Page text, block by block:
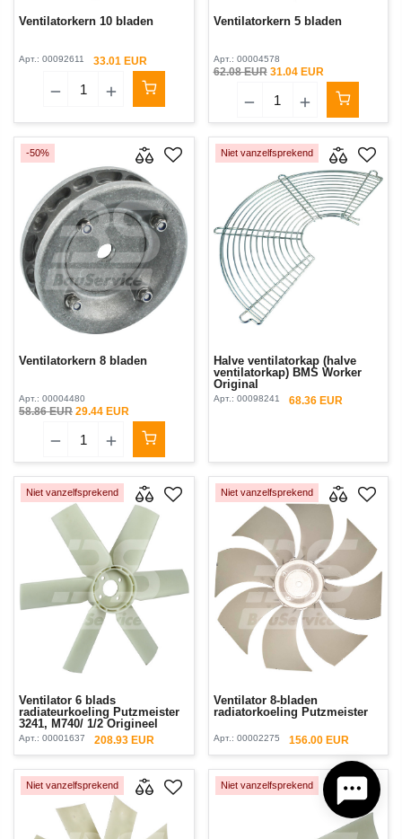
Ventilatorkern 10 bladen
Арт.: 00092611 33.01 EUR
Ventilatorkern 5 bladen
Арт.: 00004578
62.08 EUR31.04 EUR
-50%
Ventilatorkern 8 bladen
Арт.: 00004480
58.86 EUR 29.44 EUR
Niet vanzelfsprekend
Halve ventilatorkap (halve
ventilatorkap) BMS Worker
Original
Арт.: 00098241 68.36 EUR
Niet vanzelfsprekend
Ventilator 6 blads
radiateurkoeling Putzmeister
3241, М740/ 1/2 Origineel
Арт.: 00001637 208.93 EUR
Niet vanzelfsprekend
Ventilator 8-bladen
radiatorkoeling Putzmeister
Арт.: 00002275 156.00 EUR
Niet vanzelfsprekend Niet vanzelfsprekend